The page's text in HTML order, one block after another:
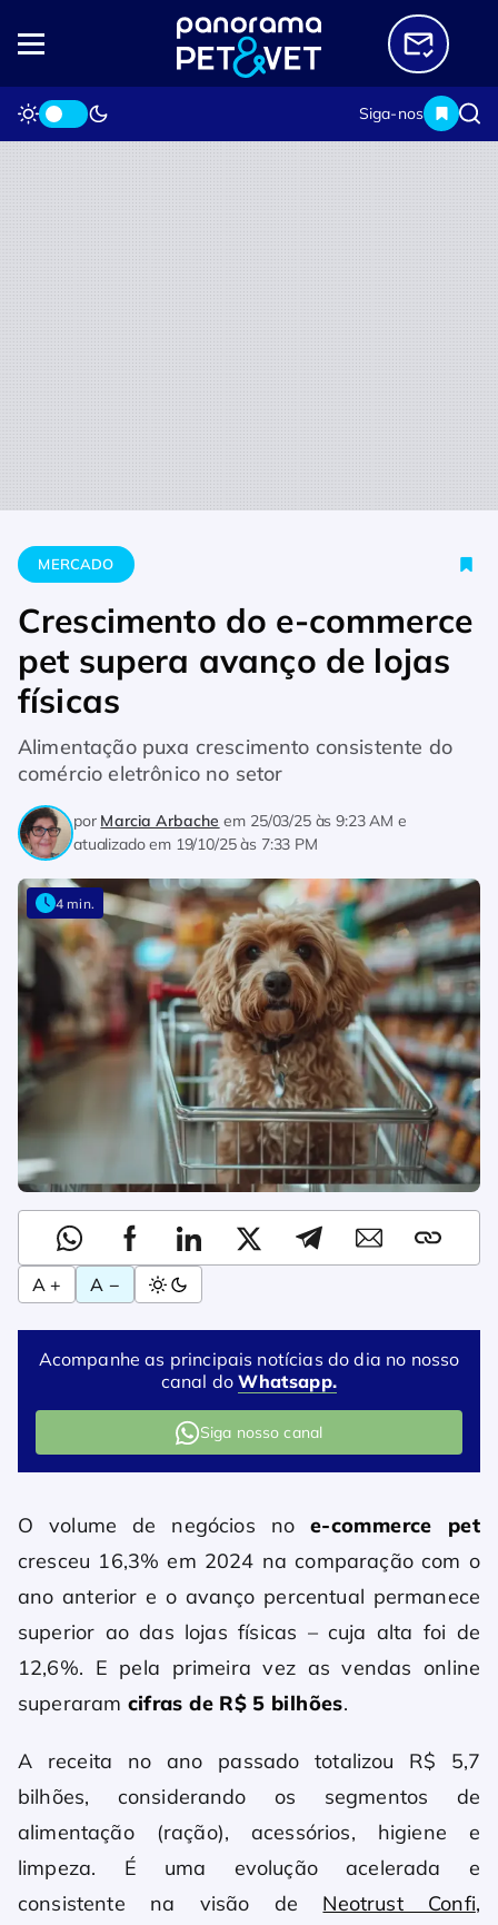
Siga-nos
Home Mercado Crescimento do e-commerce pet supera
MERCADO
Crescimento do e-commerce
pet supera avanço de lojas
físicas
Alimentação puxa crescimento consistente do
comércio eletrônico no setor
por Marcia Arbache em 25/03/25 às 9:23 AM e
atualizado em 19/10/25 às 7:33 PM
4 min.
A + A −
Acompanhe as principais notícias do dia no nosso
canal doWhatsapp.
Siga nosso canal
O volume de negócios noe-commerce pet
cresceu 16,3% em 2024 na comparação com o
ano anterior e o avanço percentual permanece
superior ao das lojas físicas – cuja alta foi de
12,6%. E pela primeira vez as vendas online
superaram cifras de R$ 5 bilhões.
A receita no ano passado totalizou R$ 5,7
bilhões, considerando os segmentos de
alimentação (ração), acessórios, higiene e
limpeza. É uma evolução acelerada e
consistente na visão de Neotrust Confi,